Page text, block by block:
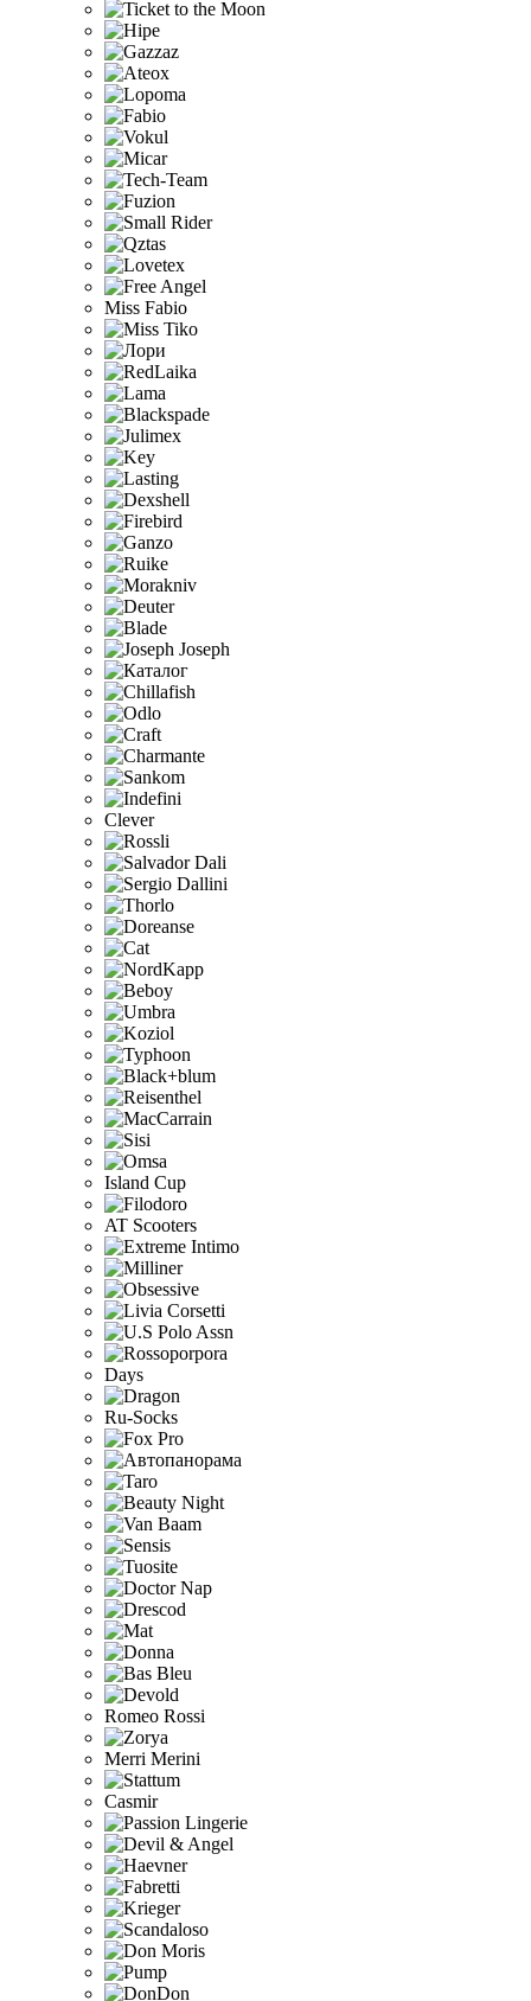
Miss Fabio
Clever
Island Cup
AT Scooters
Days
Ru-Socks
Romeo Rossi
Merri Merini
Casmir